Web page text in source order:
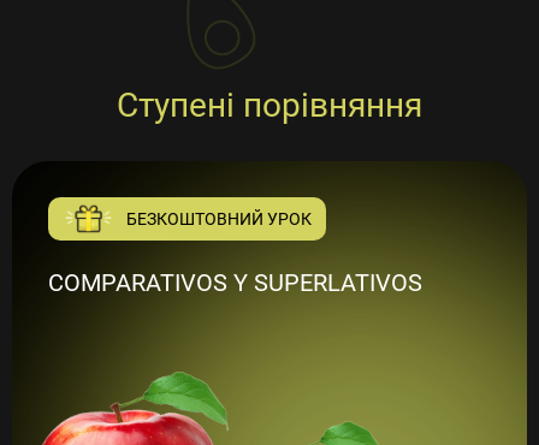
Ступені порівняння
БЕЗКОШТОВНИЙ УРОК
COMPARATIVOS Y SUPERLATIVOS